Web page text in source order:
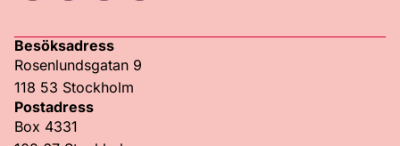
Besöksadress
Rosenlundsgatan 9
118 53 Stockholm
Postadress
Box 4331